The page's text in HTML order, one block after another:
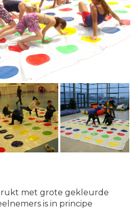
met grote gekleurde
is in principe